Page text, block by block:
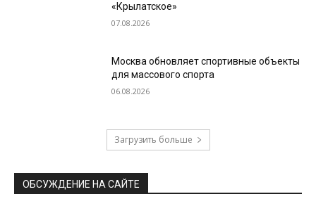
«Крылатское»
07.08.2026
Москва обновляет спортивные объекты
для массового спорта
06.08.2026
Загрузить больше
ОБСУЖДЕНИЕ НА САЙТЕ